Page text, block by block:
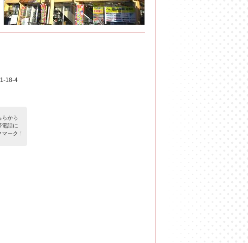
18-4
らから
電話に
マーク！